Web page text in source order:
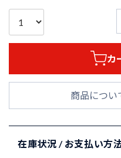
カ
商品につい
在庫状況 / お支払い方